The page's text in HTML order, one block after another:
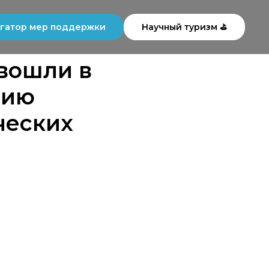
мер поддержки Научный туризм ⛳
в